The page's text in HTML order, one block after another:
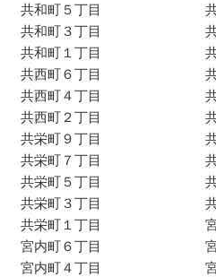
共和町５丁目
共和町３丁目
共和町１丁目
共西町６丁目
共西町４丁目
共西町２丁目
共栄町９丁目
共栄町７丁目
共栄町５丁目
共栄町３丁目
共栄町１丁目
宮内町６丁目
宮内町４丁目